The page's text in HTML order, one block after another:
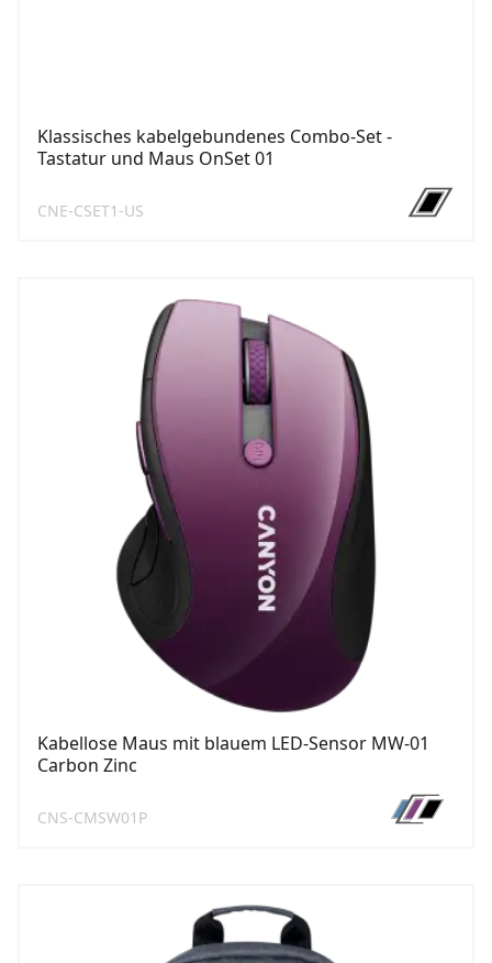
Klassisches kabelgebundenes Combo-Set -
Tastatur und Maus OnSet 01
CNE-CSET1-US
Kabellose Maus mit blauem LED-Sensor MW-01
Carbon Zinc
CNS-CMSW01P